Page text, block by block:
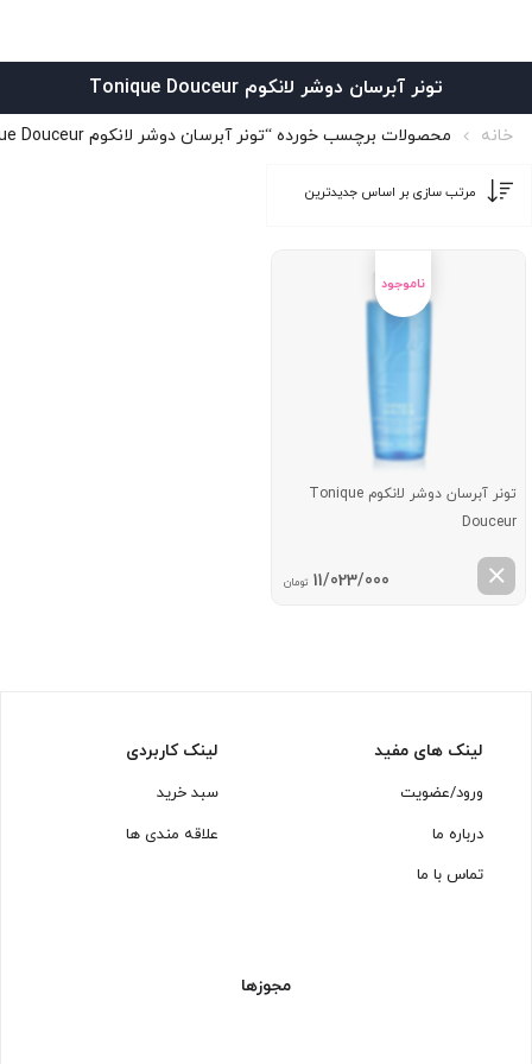
تونر آبرسان دوشر لانکوم Tonique Douceur
خانه محصولات برچسب خورده “تونر آبرسان دوشر لانکوم Tonique Douceur”
تونر آبرسان دوشر لانکوم Tonique
Douceur
11/023/000 تومان
لینک های مفید
ورود/عضویت
درباره ما
تماس با ما
لینک کاربردی
سبد خرید
علاقه مندی ها
مجوزها